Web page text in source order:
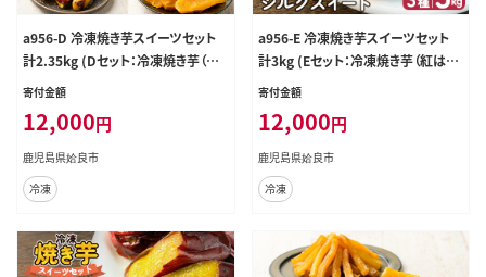
a956-D 冷凍焼き芋スイーツセット
計2.35kg (Dセット：冷凍焼き芋（紅
はるか・安納芋）各1kg×2袋、焼き芋
とお芋棒 250g×1袋)【ファーム工
房】 姶良市 鹿児島県産 焼き芋 やき
いも 冷凍大学芋 大学芋 ほしいも
寄付金額
12,000円
鹿児島県姶良市
冷凍
a956-E 冷凍焼き芋スイーツセット
計3kg (Eセット：冷凍焼き芋（紅はる
か・安納芋・シルクスイート）各1kg×
県産 冷凍 焼き芋 やきいも べにはる
か 安納芋 シルクスイート
寄付金額
12,000円
鹿児島県姶良市
冷凍